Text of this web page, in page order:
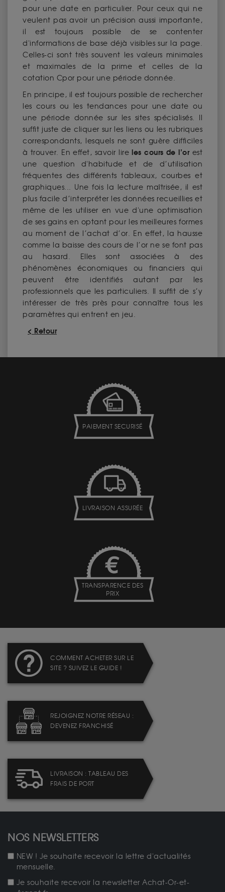
pour une date en particulier. Pour ceux qui ne
veulent pas avoir un précision aussi importante,
il est toujours possible de se contenter
d'informations de base déjà visibles sur la page.
Celles-ci sont très souvent les valeurs minimales
et maximales de la prime et celles de la
cotation Cpor pour une période donnée.
En principe, il est toujours possible de rechercher
les cours ou les tendances pour une date ou
une période donnée sur les sites spécialisés. Il
suffit juste de cliquer sur les liens ou les rubriques
correspondants, lesquels ne sont guère difficiles
à trouver. En effet, savoir lire les cours de l’orest
une question d'habitude et de d’utilisation
fréquentes des différents tableaux, courbes et
graphiques... Une fois la lecture maîtrisée, il est
plus facile d’interpréter les données recueillies et
même de les utiliser en vue d'une optimisation
de ses gains en optant pour les meilleures formes
au moment de l’achat d’or. En effet, la hausse
comme la baisse des cours de l’or ne se font pas
au hasard. Elles sont associées à des
phénomènes économiques ou financiers qui
peuvent être identifiés autant par les
professionnels que les particuliers. Il suffit de s’y
intéresser de très près pour connaître tous les
paramètres qui entrent en jeu.
< Retour
PAIEMENT SECURISÉ
LIVRAISON ASSURÉE
TRANSPARENCE DES
PRIX
COMMENT ACHETER SUR LE
SITE ? SUIVEZ LE GUIDE !
REJOIGNEZ NOTRE RÉSEAU :
DEVENEZ FRANCHISÉ
LIVRAISON : TABLEAU DES
FRAIS DE PORT
NOS NEWSLETTERS
NEW ! Je souhaite recevoir la lettre d'actualités
mensuelle.
Je souhaite recevoir la newsletter Achat-Or-et-